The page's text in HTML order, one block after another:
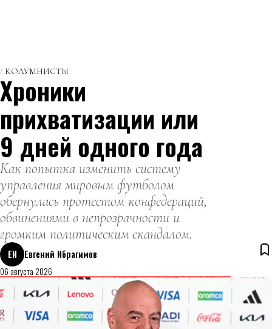
КОЛУМНИСТЫ
Хроники
прихватизации или
9 дней одного года
Как попытка изменить систему
управления мировым футболом
обернулась протестом конфедераций,
обвинениями в непрозрачности и
громким политическим скандалом.
ЕИ
Евгений Ибрагимов
06 августа 2026